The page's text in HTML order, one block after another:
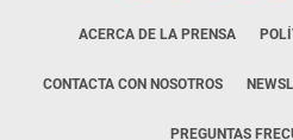
ACERCA DE LA PRENSA
CONTACTA CON NOSOTROS
PREGUNTAS